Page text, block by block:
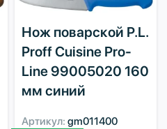
Нож поварской P.L.
Proff Cuisine Pro-
Line 99005020 160
мм синий
Артикул: gm011400